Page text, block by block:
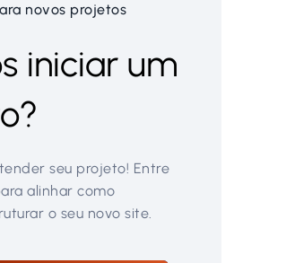
novos projetos
iniciar um
seu projeto! Entre
alinhar como
o seu novo site.